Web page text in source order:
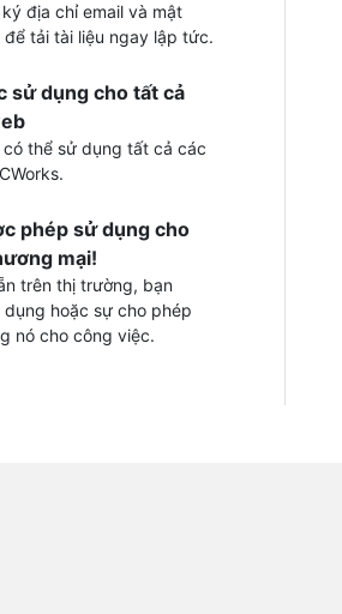
địa chỉ email và mật
để tải tài liệu ngay lập tức.
sử dụng cho tất cả
có thể sử dụng tất cả các
phép sử dụng cho
mại!
trên thị trường, bạn
hoặc sự cho phép
nó cho công việc.